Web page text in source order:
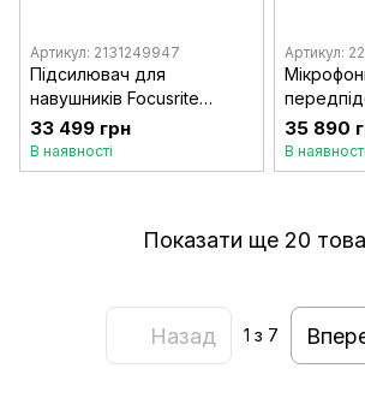
Артикул: 2131249947
Підсилювач для
навушників Focusrite
RedNet AM2
33 499 грн
В наявності
Артикул:
Focusrite
35 890
В наявності
Показати ще 20
Назад 1 з 7